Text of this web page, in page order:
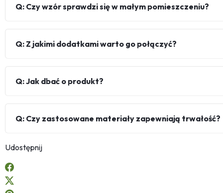
Q: Czy wzór sprawdzi się w małym pomieszczeniu?
Q: Z jakimi dodatkami warto go połączyć?
Q: Jak dbać o produkt?
Q: Czy zastosowane materiały zapewniają trwałość?
Udostępnij